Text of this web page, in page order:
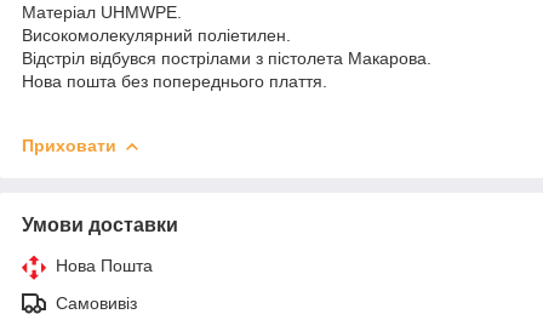
Матеріал UHMWPE.
Високомолекулярний поліетилен.
Відстріл відбувся пострілами з пістолета Макарова.
Нова пошта без попереднього плаття.
Приховати
Умови доставки
Нова Пошта
Самовивіз